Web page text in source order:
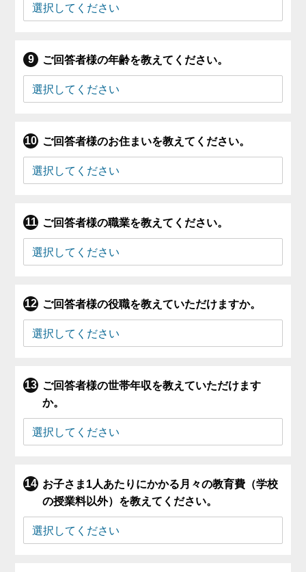
ご回答者様の年齢を教えてください。
ご回答者様のお住まいを教えてください。
ご回答者様の職業を教えてください。
ご回答者様の役職を教えていただけますか。
ご回答者様の世帯年収を教えていただけます
か。
お子さま1人あたりにかかる月々の教育費（学校
の授業料以外）を教えてください。